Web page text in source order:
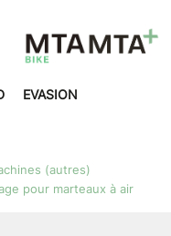
EVASION
(autres)
pour marteaux à air